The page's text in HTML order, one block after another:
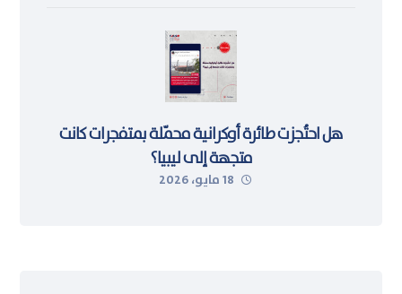
هل احتُجزت طائرة أوكرانية محمّلة بمتفجرات كانت
متجهة إلى ليبيا؟
18 مايو، 2026